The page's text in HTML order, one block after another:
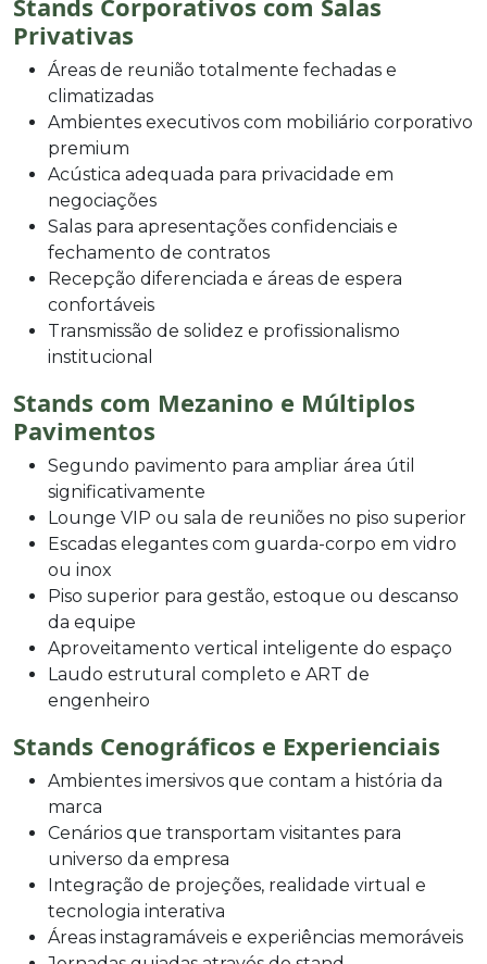
Privativas
Áreas de reunião totalmente fechadas e
climatizadas
Ambientes executivos com mobiliário corporativo
premium
Acústica adequada para privacidade em
negociações
Salas para apresentações confidenciais e
fechamento de contratos
Recepção diferenciada e áreas de espera
confortáveis
Transmissão de solidez e profissionalismo
institucional
Stands com Mezanino e Múltiplos
Pavimentos
Segundo pavimento para ampliar área útil
significativamente
Lounge VIP ou sala de reuniões no piso superior
Escadas elegantes com guarda-corpo em vidro
ou inox
Piso superior para gestão, estoque ou descanso
da equipe
Aproveitamento vertical inteligente do espaço
Laudo estrutural completo e ART de
engenheiro
Stands Cenográficos e Experienciais
Ambientes imersivos que contam a história da
marca
Cenários que transportam visitantes para
universo da empresa
Integração de projeções, realidade virtual e
tecnologia interativa
Áreas instagramáveis e experiências memoráveis